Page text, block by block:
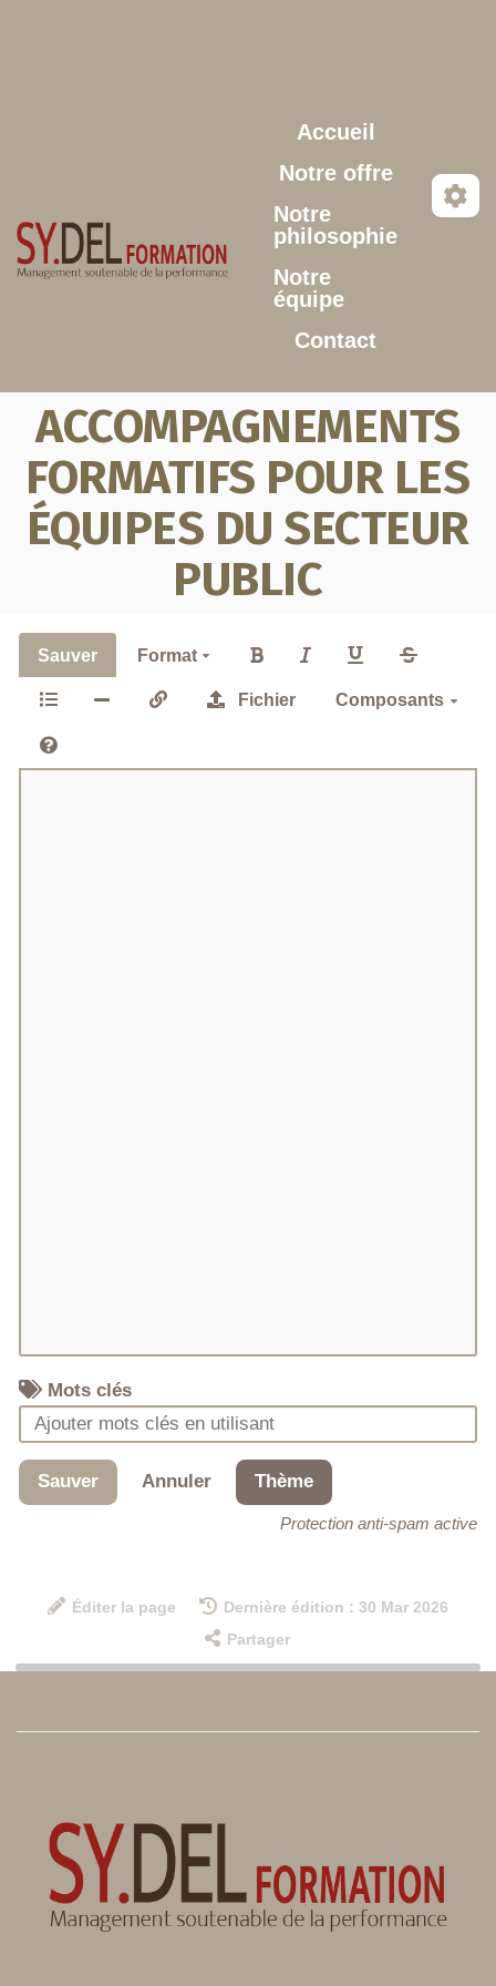
Accueil
Notre offre
Notre
philosophie
Notre
équipe
Contact
ACCOMPAGNEMENTS
FORMATIFS POUR LES
ÉQUIPES DU SECTEUR
PUBLIC
Sauver Format
Fichier Composants
Mots clés
Sauver Annuler Thème
Protection anti-spam active
Éditer la page
Dernière édition : 30 Mar 2026
Partager